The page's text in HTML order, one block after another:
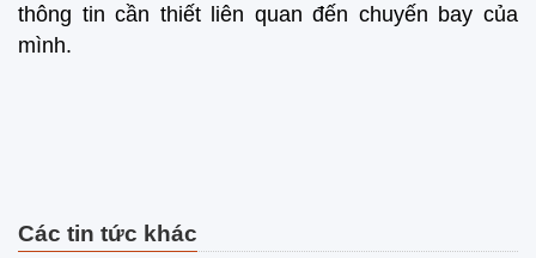
thông tin cần thiết liên quan đến chuyến bay của
mình.
Các tin tức khác